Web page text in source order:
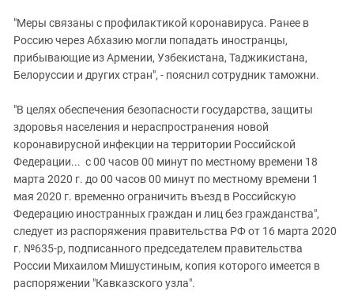
"Меры связаны с профилактикой коронавируса. Ранее в
Россию через Абхазию могли попадать иностранцы,
прибывающие из Армении, Узбекистана, Таджикистана,
Белоруссии и других стран", - пояснил сотрудник таможни.
"В целях обеспечения безопасности государства, защиты
здоровья населения и нераспространения новой
коронавирусной инфекции на территории Российской
Федерации... с 00 часов 00 минут по местному времени 18
марта 2020 г. до 00 часов 00 минут по местному времени 1
мая 2020 г. временно ограничить въезд в Российскую
Федерацию иностранных граждан и лиц без гражданства",
следует из распоряжения правительства РФ от 16 марта 2020
г. №635-р, подписанного председателем правительства
России Михаилом Мишустиным, копия которого имеется в
распоряжении "Кавказского узла".